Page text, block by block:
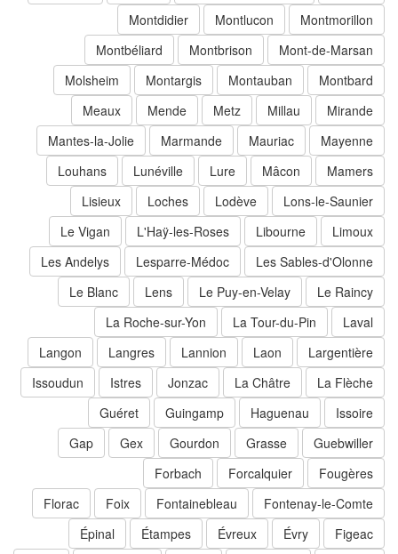
Montmorillon
Montlucon
Montdidier
Mont-de-Marsan
Montbrison
Montbéliard
Montbard
Montauban
Montargis
Molsheim
Mirande
Millau
Metz
Mende
Meaux
Mayenne
Mauriac
Marmande
Mantes-la-Jolie
Mamers
Mâcon
Lure
Lunéville
Louhans
Lons-le-Saunier
Lodève
Loches
Lisieux
Limoux
Libourne
L'Haÿ-les-Roses
Le Vigan
Les Sables-d'Olonne
Lesparre-Médoc
Les Andelys
Le Raincy
Le Puy-en-Velay
Lens
Le Blanc
Laval
La Tour-du-Pin
La Roche-sur-Yon
Largentière
Laon
Lannion
Langres
Langon
La Flèche
La Châtre
Jonzac
Istres
Issoudun
Issoire
Haguenau
Guingamp
Guéret
Guebwiller
Grasse
Gourdon
Gap
Fougères
Forcalquier
Forbach
Fontenay-le-Comte
Fontainebleau
Foix
Florac
Figeac
Évry
Évreux
Étampes
Épinal